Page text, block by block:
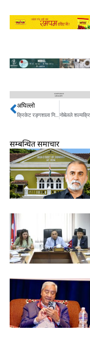
Prev
अघिल्लो
क्रिकेट रङ्गशाला निर्माण गर्न महायज्ञ लगाइने, ५० करोड सङ्कलन गर्ने लक्ष्य
सम्बन्धित समाचार